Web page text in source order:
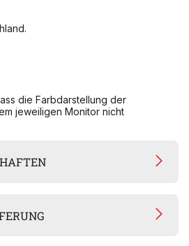
die Farbdarstellung der
jeweiligen Monitor nicht